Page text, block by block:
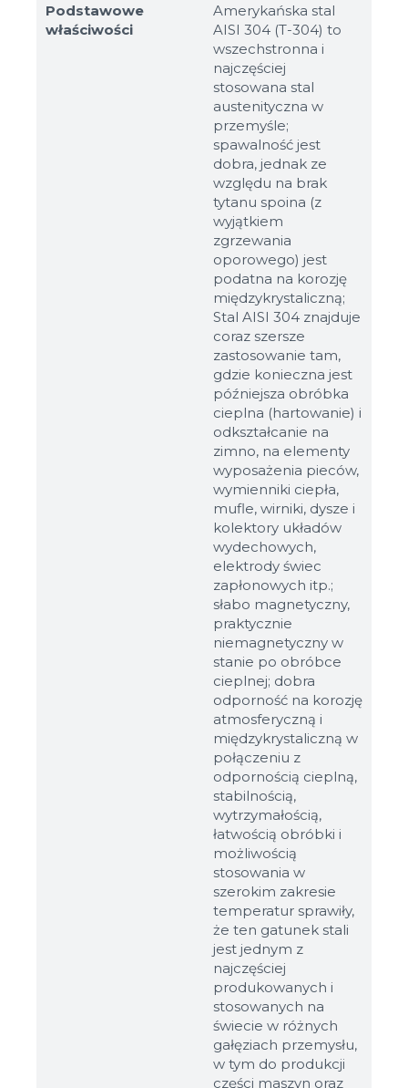
Обзор...
do 8Mb, jpeg, png, doc, pdf
Gotowy
Podstawowe
właściwości
Amerykańska stal
AISI 304 (T-304) to
wszechstronna i
najczęściej
stosowana stal
austenityczna w
przemyśle;
spawalność jest
dobra, jednak ze
względu na brak
tytanu spoina (z
wyjątkiem
zgrzewania
oporowego) jest
podatna na korozję
międzykrystaliczną;
Stal AISI 304 znajduje
coraz szersze
zastosowanie tam,
gdzie konieczna jest
późniejsza obróbka
cieplna (hartowanie) i
odkształcanie na
zimno, na elementy
wyposażenia pieców,
wymienniki ciepła,
mufle, wirniki, dysze i
kolektory układów
wydechowych,
elektrody świec
zapłonowych itp.;
słabo magnetyczny,
praktycznie
niemagnetyczny w
stanie po obróbce
cieplnej; dobra
odporność na korozję
atmosferyczną i
międzykrystaliczną w
połączeniu z
odpornością cieplną,
stabilnością,
wytrzymałością,
łatwością obróbki i
możliwością
stosowania w
szerokim zakresie
temperatur sprawiły,
że ten gatunek stali
jest jednym z
najczęściej
produkowanych i
stosowanych na
świecie w różnych
gałęziach przemysłu,
w tym do produkcji
części maszyn oraz